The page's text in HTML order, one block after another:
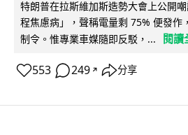
特朗普在拉斯維加斯造勢大會上公開
程焦慮病」，聲稱電量剩 75% 便發作
制令。惟專業車媒隨即反駁，...
閱讀
553 249 ↗ 分享